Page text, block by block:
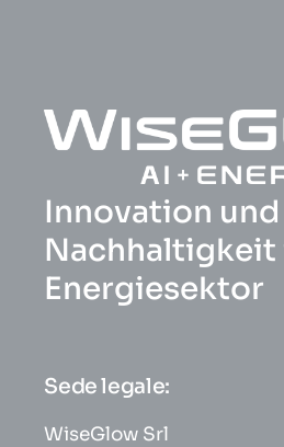
Innovation und
Nachhaltigkeit
Energiesektor
Sede legale:
WiseGlow Srl